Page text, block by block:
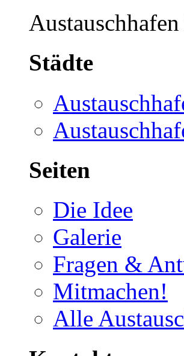
Städte
Seiten
Die Idee
Galerie
Fragen &
Mitmachen!
Alle